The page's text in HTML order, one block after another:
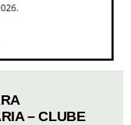
– CLUBE